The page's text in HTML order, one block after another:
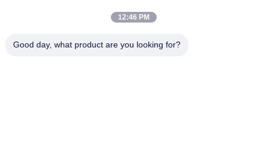
450-630kg Tragfähigkeit 1,0~1,75m/s Geschwindigkeit
Ersatzteile
12:46 PM
Good day, what product are you looking for?